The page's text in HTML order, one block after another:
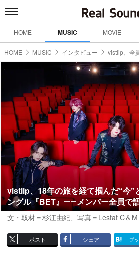
HOME MUSIC MOVIE
HOME MUSIC インタビュー vistlip、全
vistlip、18年の旅を経て掴んだ“今”
ングル『BET』――メンバー全員で
文・取材＝杉江由紀、写真＝Lestat C＆
ポスト シェア ブ